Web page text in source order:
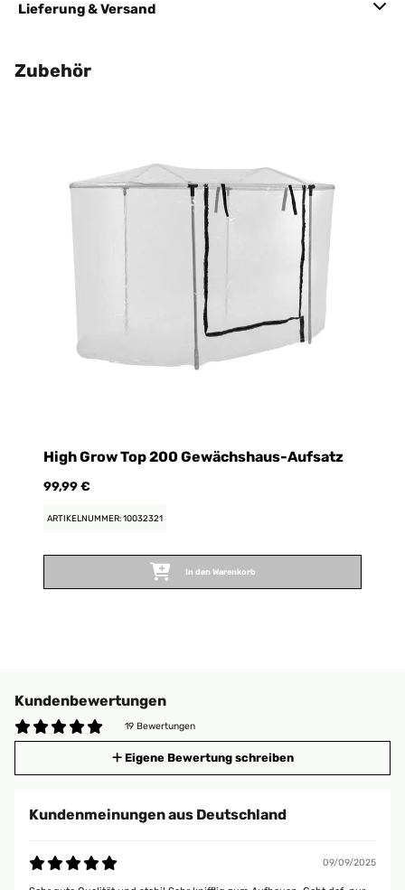
Lieferung & Versand
Zubehör
High Grow Top 200 Gewächshaus-Aufsatz
99,99 €
ARTIKELNUMMER: 10032321
In den Warenkorb
Kundenbewertungen
19 Bewertungen
Eigene Bewertung schreiben
Kundenmeinungen aus Deutschland
09/09/2025